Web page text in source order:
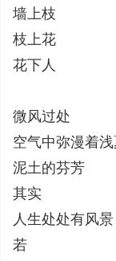
墙上枝
枝上花
花下人
微风过处
空气中弥漫着
泥土的芬芳
其实
人生处处有风景
若